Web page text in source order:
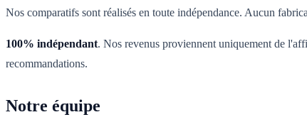
Nos comparatifs sont réalisés en toute indépendance. Aucun
100% indépendant. Nos revenus proviennent uniquement de
recommandations.
Notre équipe